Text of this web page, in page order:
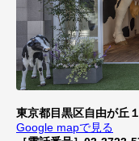
東京都目黒区自由が丘
Google mapで見る